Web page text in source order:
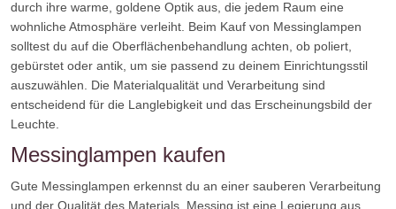
durch ihre warme, goldene Optik aus, die jedem Raum eine
wohnliche Atmosphäre verleiht. Beim Kauf von Messinglampen
solltest du auf die Oberflächenbehandlung achten, ob poliert,
gebürstet oder antik, um sie passend zu deinem Einrichtungsstil
auszuwählen. Die Materialqualität und Verarbeitung sind
entscheidend für die Langlebigkeit und das Erscheinungsbild der
Leuchte.
Messinglampen kaufen
Gute Messinglampen erkennst du an einer sauberen Verarbeitung
und der Qualität des Materials. Messing ist eine Legierung aus